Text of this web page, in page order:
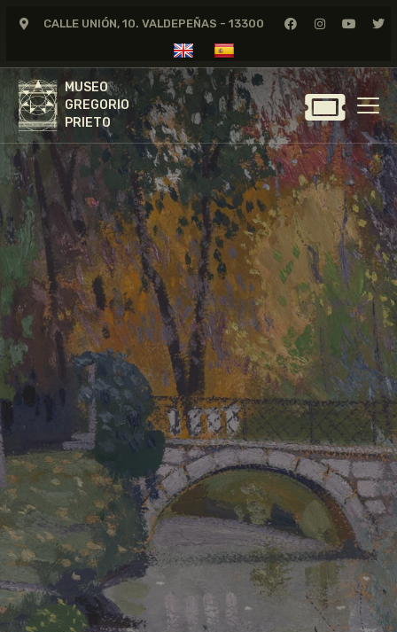
CALLE UNIÓN, 10. VALDEPEÑAS - 13300
MUSEO
GREGORIO
PRIETO
MUSEO
GREGORIO
PRIETO
GREGORIO PRIETO
MUSEO
ARCHIVO
CERTAMEN DE DIBUJO
FUNDACIÓN
TIENDA
NOTICIAS